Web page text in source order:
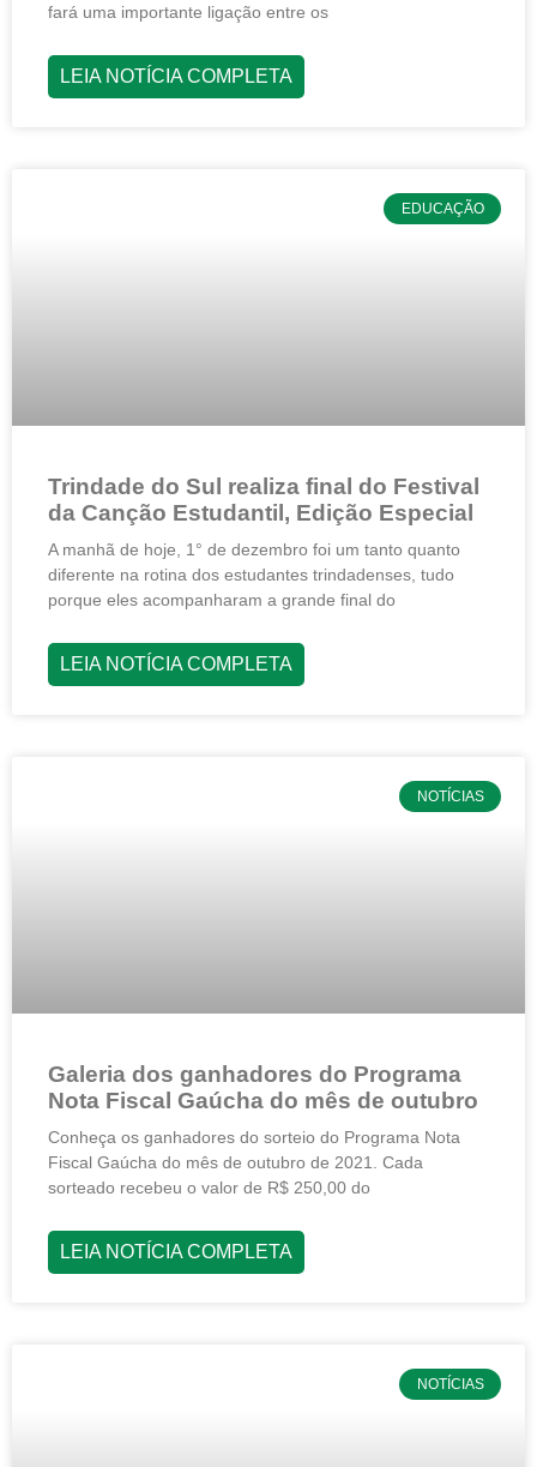
fará uma importante ligação entre os
LEIA NOTÍCIA COMPLETA
EDUCAÇÃO
Trindade do Sul realiza final do Festival
da Canção Estudantil, Edição Especial
A manhã de hoje, 1° de dezembro foi um tanto quanto
diferente na rotina dos estudantes trindadenses, tudo
porque eles acompanharam a grande final do
LEIA NOTÍCIA COMPLETA
NOTÍCIAS
Galeria dos ganhadores do Programa
Nota Fiscal Gaúcha do mês de outubro
Conheça os ganhadores do sorteio do Programa Nota
Fiscal Gaúcha do mês de outubro de 2021. Cada
sorteado recebeu o valor de R$ 250,00 do
LEIA NOTÍCIA COMPLETA
NOTÍCIAS